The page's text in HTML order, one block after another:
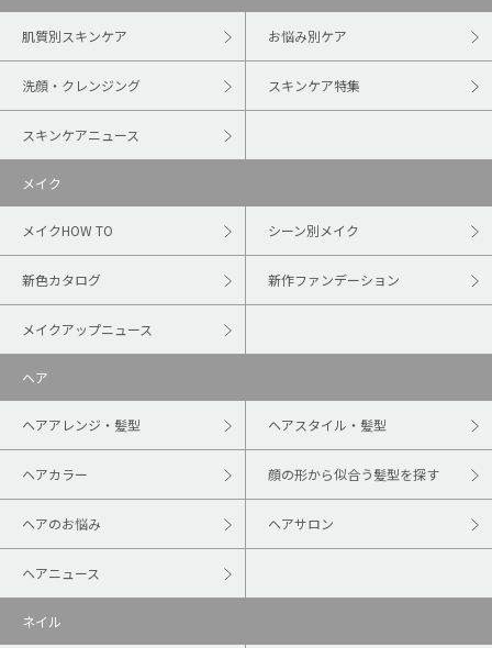
肌質別スキンケア お悩み別ケア
洗顔・クレンジング スキンケア特集
スキンケアニュース
メイク
メイクHOW TO シーン別メイク
新色カタログ 新作ファンデーション
メイクアップニュース
ヘア
ヘアアレンジ・髪型 ヘアスタイル・髪型
ヘアカラー 顔の形から似合う髪型を探す
ヘアのお悩み ヘアサロン
ヘアニュース
ネイル